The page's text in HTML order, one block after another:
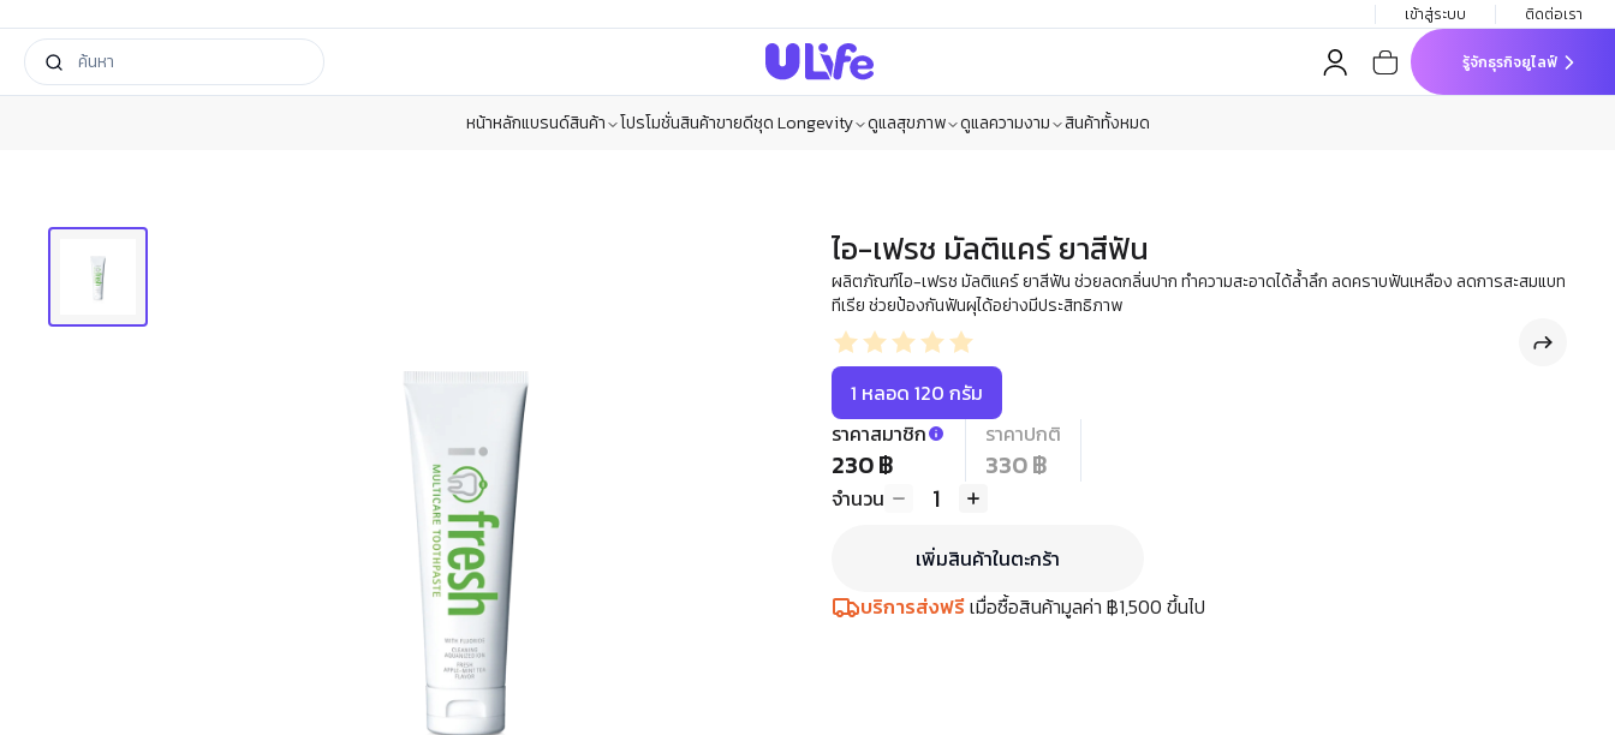
เข้าสู่ระบบ ติดต่อเรา
รู้จักธุรกิจยูไลฟ์
หน้าหลักแบรนด์สินค้า โปรโมชั่นสินค้าขายดีชุด Longevity ดูแลสุขภาพ ดูแลความงาม สินค้าทั้งหมด
ไอ-เฟรช มัลติแคร์ ยาสีฟัน
ผลิตภัณฑ์ไอ-เฟรช มัลติแคร์ ยาสีฟัน ช่วยลดกลิ่นปาก ทำความสะอาดได้ล้ำลึก ลดคราบฟันเหลือง ลดการสะสมแบท
ทีเรีย ช่วยป้องกันฟันผุได้อย่างมีประสิทธิภาพ
1 หลอด 120 กรัม
ราคาสมาชิก
230 ฿
ราคาปกติ
330 ฿
จำนวน 1
เพิ่มสินค้าในตะกร้า
บริการส่งฟรีเมื่อซื้อสินค้ามูลค่า ฿1,500 ขึ้นไป